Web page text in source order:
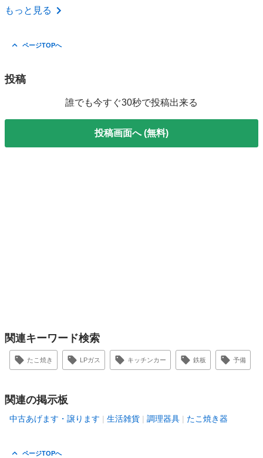
愛知 丹羽郡
もっと見る
ページTOPへ
投稿
誰でも今すぐ30秒で投稿出来る
投稿画面へ (無料)
関連キーワード検索
たこ焼き LPガス キッチンカー 鉄板 予備
関連の掲示板
中古あげます・譲ります 生活雑貨 調理器具 たこ焼き器
ページTOPへ